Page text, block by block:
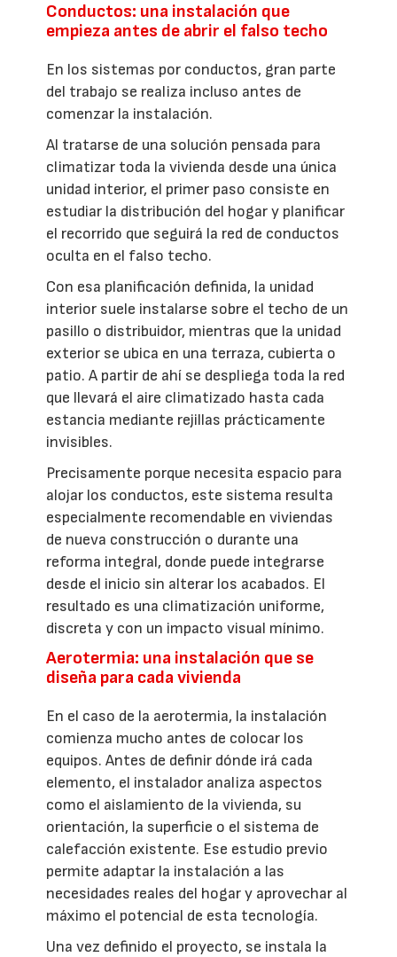
Conductos: una instalación que
empieza antes de abrir el falso techo
En los sistemas por conductos, gran parte
del trabajo se realiza incluso antes de
comenzar la instalación.
Al tratarse de una solución pensada para
climatizar toda la vivienda desde una única
unidad interior, el primer paso consiste en
estudiar la distribución del hogar y planificar
el recorrido que seguirá la red de conductos
oculta en el falso techo.
Con esa planificación definida, la unidad
interior suele instalarse sobre el techo de un
pasillo o distribuidor, mientras que la unidad
exterior se ubica en una terraza, cubierta o
patio. A partir de ahí se despliega toda la red
que llevará el aire climatizado hasta cada
estancia mediante rejillas prácticamente
invisibles.
Precisamente porque necesita espacio para
alojar los conductos, este sistema resulta
especialmente recomendable en viviendas
de nueva construcción o durante una
reforma integral, donde puede integrarse
desde el inicio sin alterar los acabados. El
resultado es una climatización uniforme,
discreta y con un impacto visual mínimo.
Aerotermia: una instalación que se
diseña para cada vivienda
En el caso de la aerotermia, la instalación
comienza mucho antes de colocar los
equipos. Antes de definir dónde irá cada
elemento, el instalador analiza aspectos
como el aislamiento de la vivienda, su
orientación, la superficie o el sistema de
calefacción existente. Ese estudio previo
permite adaptar la instalación a las
necesidades reales del hogar y aprovechar al
máximo el potencial de esta tecnología.
Una vez definido el proyecto, se instala la